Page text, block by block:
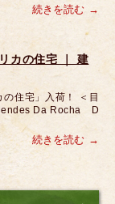
続きを読む
カの住宅 ｜ 建
住宅」入荷！ ＜目
Da Rocha D
続きを読む